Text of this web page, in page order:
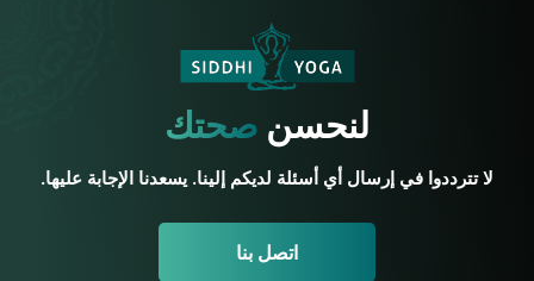
لنحسن صحتك
لا تترددوا في إرسال أي أسئلة لديكم إلينا. يسعدنا الإجابة عليها.
اتصل بنا